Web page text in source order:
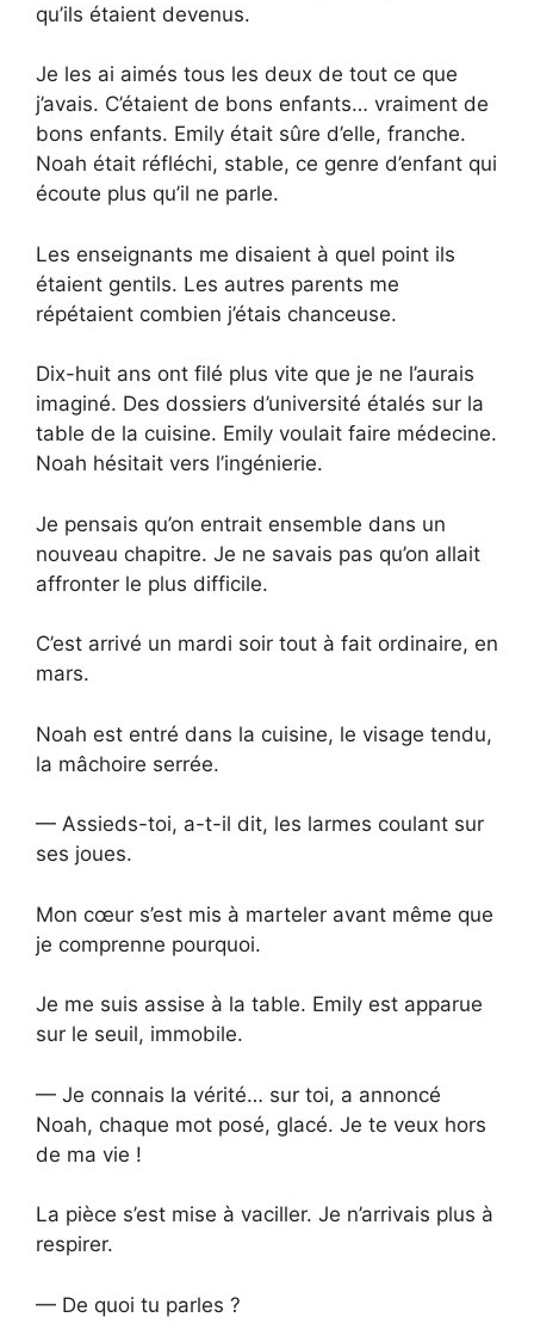
qu’ils étaient devenus.
Je les ai aimés tous les deux de tout ce que
j’avais. C’étaient de bons enfants… vraiment de
bons enfants. Emily était sûre d’elle, franche.
Noah était réfléchi, stable, ce genre d’enfant qui
écoute plus qu’il ne parle.
Les enseignants me disaient à quel point ils
étaient gentils. Les autres parents me
répétaient combien j’étais chanceuse.
Dix-huit ans ont filé plus vite que je ne l’aurais
imaginé. Des dossiers d’université étalés sur la
table de la cuisine. Emily voulait faire médecine.
Noah hésitait vers l’ingénierie.
Je pensais qu’on entrait ensemble dans un
nouveau chapitre. Je ne savais pas qu’on allait
affronter le plus difficile.
C’est arrivé un mardi soir tout à fait ordinaire, en
mars.
Noah est entré dans la cuisine, le visage tendu,
la mâchoire serrée.
— Assieds-toi, a-t-il dit, les larmes coulant sur
ses joues.
Mon cœur s’est mis à marteler avant même que
je comprenne pourquoi.
Je me suis assise à la table. Emily est apparue
sur le seuil, immobile.
— Je connais la vérité… sur toi, a annoncé
Noah, chaque mot posé, glacé. Je te veux hors
de ma vie !
La pièce s’est mise à vaciller. Je n’arrivais plus à
respirer.
— De quoi tu parles ?